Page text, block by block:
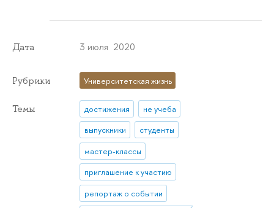
Дата 3 июля 2020
Рубрики Университетская жизнь
Темы достижения
не учеба
выпускники
студенты
мастер-классы
приглашение к участию
репортаж о событии